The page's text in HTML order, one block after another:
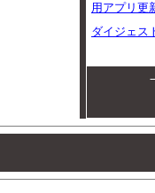
用アプリ更
ダイジェス